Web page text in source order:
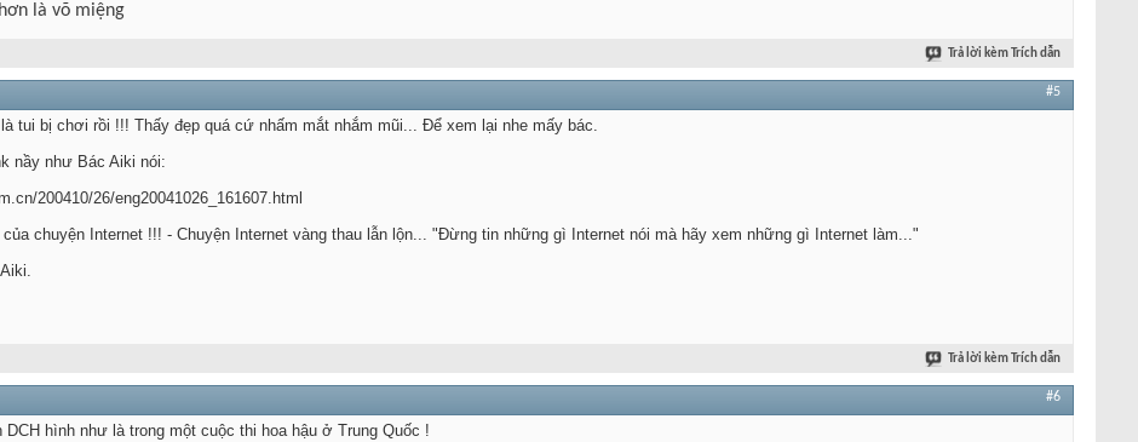
là võ miệng
Trả lời kèm Trích dẫn
#5
tui bị chơi rồi !!! Thấy đẹp quá cứ nhấm mắt nhắm mũi... Để xem lại nhe mấy bác.
nầy như Bác Aiki nói:
200410/26/eng20041026_161607.html
chuyện Internet !!! - Chuyện Internet vàng thau lẫn lộn... "Đừng tin những gì Internet nói mà hãy xem những gì Internet làm..."
Trả lời kèm Trích dẫn
#6
DCH hình như là trong một cuộc thi hoa hậu ở Trung Quốc !